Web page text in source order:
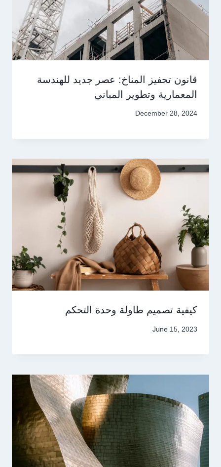
قانون تحفيز المناخ: عصر جديد للهندسة
المعمارية وتطوير المباني
December 28, 2024
كيفية تصميم طاولة وحدة التحكم
June 15, 2023